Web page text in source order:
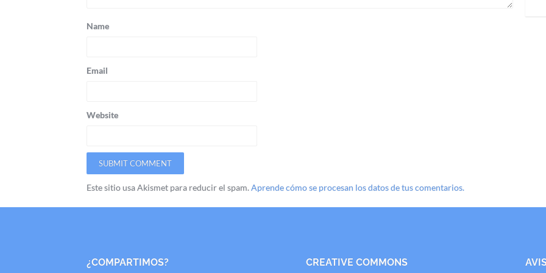
Name
Email
Website
Este sitio usa Akismet para reducir el spam.Aprende cómo se procesan los datos de tus comentarios.
¿COMPARTIMOS? CREATIVE COMMONS